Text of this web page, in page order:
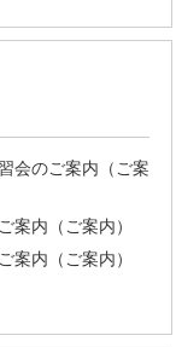
会のご案内（ご案
内（ご案内）
内（ご案内）